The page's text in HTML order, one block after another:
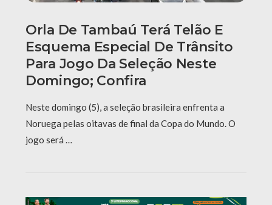
Orla De Tambaú Terá Telão E
Esquema Especial De Trânsito
Para Jogo Da Seleção Neste
Domingo; Confira
Neste domingo (5), a seleção brasileira enfrenta a
Noruega pelas oitavas de final da Copa do Mundo. O
jogo será …